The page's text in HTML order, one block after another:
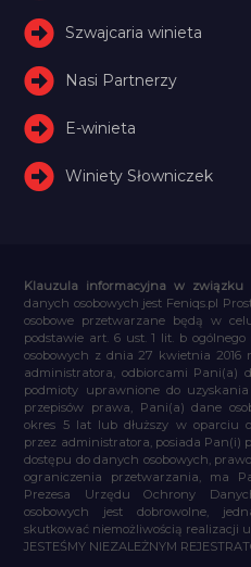
Szwajcaria winieta
Nasi Partnerzy
E-winieta
Winiety Słowniczek
Klauzula informacyjna w związku
danych osobowych jest Feniqs.pl
osobowe przetwarzane będą w
podstawie art. 6 ust. 1 lit. b
osobowych z dnia 27 kwietnia 2016
administratora, odbiorcami Pani(a)
podmioty uprawnione do
przepisów prawa, Pani(a) dane
okres 5 lat lub dłuższy w oparciu
przez administratora, posiada Pan(i)
dostępu do danych osobowych,
ograniczenia przetwarzania, ma
Prezesa Urzędu Ochrony
osobowych jest dobrowolne,
skutkować niemożliwością realizacji
JESTEŚMY NIEZALEŻNYM